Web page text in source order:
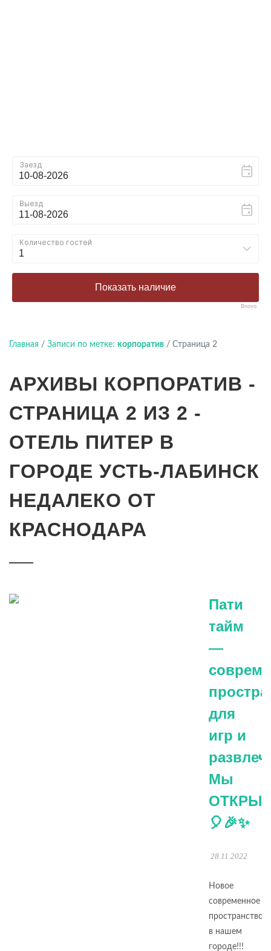
Bnovo
Главная / Записи по метке: корпоратив / Страница 2
АРХИВЫ КОРПОРАТИВ -
СТРАНИЦА 2 ИЗ 2 -
ОТЕЛЬ ПИТЕР В
ГОРОДЕ УСТЬ-ЛАБИНСК
НЕДАЛЕКО ОТ
КРАСНОДАРА
Пати
тайм
—
для
игр и
Мы
🎈🎉✨
28.11.2022
Новое
современное
пространство
в нашем
городе!!!